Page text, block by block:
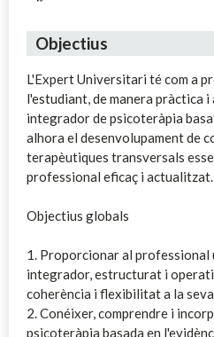
Objectius
L'Expert Universitari té com a
l'estudiant, de manera pràctica i
integrador de psicoteràpia
alhora el desenvolupament de
terapèutiques transversals
professional eficaç i actualitzat.
Objectius globals
1. Proporcionar al professional
integrador, estructurat i
coherència i flexibilitat a la
2. Conéixer, comprendre i
psicoteràpia basada en